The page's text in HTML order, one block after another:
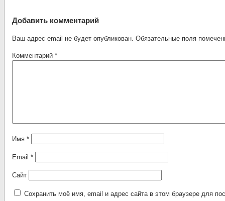
Добавить комментарий
Ваш адрес email не будет опубликован. Обязательные поля
Комментарий *
Имя *
Email *
Сайт
Сохранить моё имя, email и адрес сайта в этом браузере для